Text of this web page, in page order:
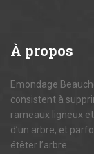
À propos
Emondage
consistent à
rameaux ligneux
d’un arbre, et
étêter l’arbre.